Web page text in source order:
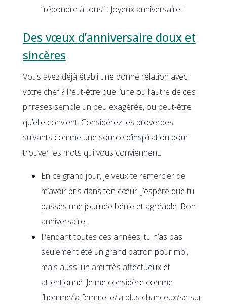
“répondre à tous” : Joyeux anniversaire !
Des vœux d’anniversaire doux et
sincères
Vous avez déjà établi une bonne relation avec
votre chef ? Peut-être que l’une ou l’autre de ces
phrases semble un peu exagérée, ou peut-être
qu’elle convient. Considérez les proverbes
suivants comme une source d’inspiration pour
trouver les mots qui vous conviennent.
En ce grand jour, je veux te remercier de
m’avoir pris dans ton cœur. J’espère que tu
passes une journée bénie et agréable. Bon
anniversaire.
Pendant toutes ces années, tu n’as pas
seulement été un grand patron pour moi,
mais aussi un ami très affectueux et
attentionné. Je me considère comme
l’homme/la femme le/la plus chanceux/se sur